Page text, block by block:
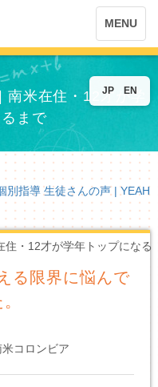
MENU
米在住・12才が学
まで
別指導 生徒さんの声 | YEAH
住・12才が学年トップになる
る限界に悩んで
コロンビア
JP EN